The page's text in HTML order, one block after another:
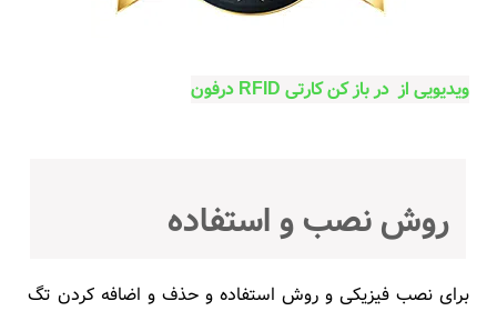
ویدیویی از در باز کن کارتی RFID درفون
روش نصب و استفاده
برای نصب فیزیکی و روش استفاده و حذف و اضافه کردن تگ